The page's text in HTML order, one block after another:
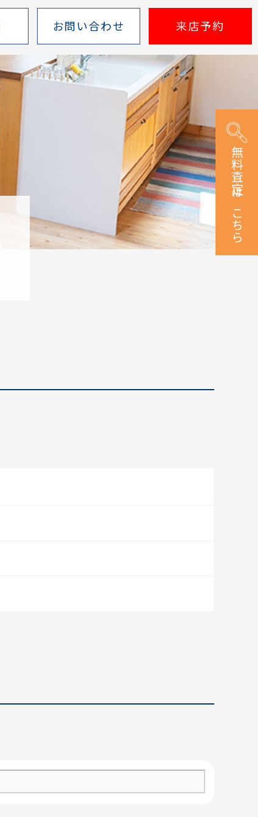
お問い合わせ 来店予約
無料査定はこちら